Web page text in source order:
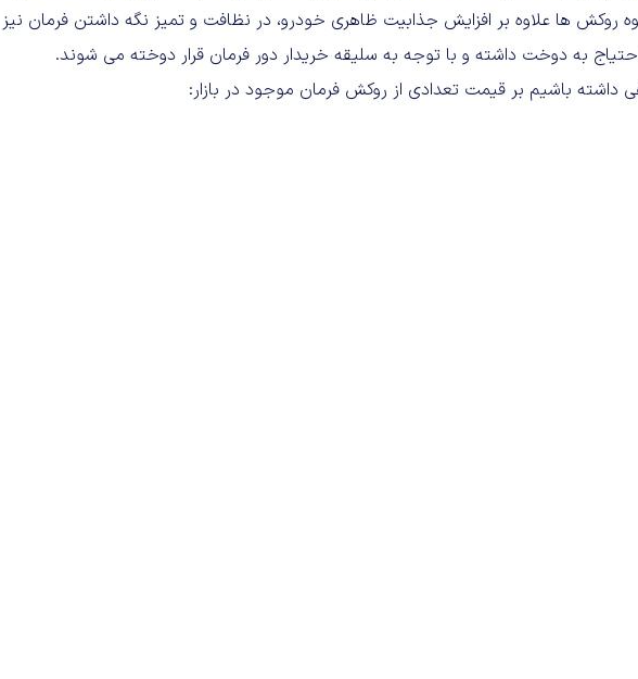
روکش ها علاوه بر افزایش جذابیت ظاهری خودرو، در نظافت و تمیز نگه داشتن فرمان نیز
به دوخت داشته و با توجه به سلیقه خریدار دور فرمان قرار دوخته می شوند.
داشته باشیم بر قیمت تعدادی از روکش فرمان موجود در بازار: